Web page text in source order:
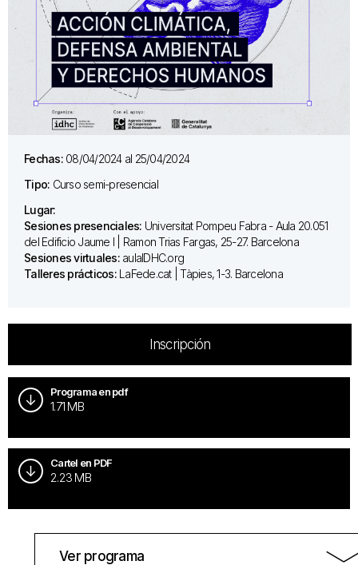
Fechas: 08/04/2024 al 25/04/2024
Tipo: Curso semi-presencial
Lugar:
Sesiones presenciales: Universitat Pompeu Fabra - Aula 20.051
del Edificio Jaume I | Ramon Trias Fargas, 25-27. Barcelona
Sesiones virtuales:aulaIDHC.org
Talleres prácticos:LaFede.cat | Tàpies, 1-3. Barcelona
Inscripción
Programa en pdf
1.71 MB
Cartel en PDF
2.23 MB
Ver programa